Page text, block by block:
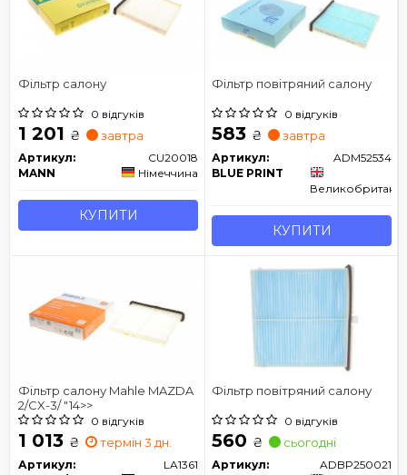
Фільтр салону
0 відгуків
1 201 ₴ завтра
Артикул:
CU20018
MANN
Німеччина
КУПИТИ
Фільтр повітряний салону
0 відгуків
583 ₴ завтра
Артикул:
ADM52534
BLUE PRINT
Великобританія
КУПИТИ
Фільтр салону Mahle MAZDA
2/CX-3/ "14>>
0 відгуків
1 013 ₴ термін 3 дн.
Артикул:
LA1361
Фільтр повітряний салону
0 відгуків
560 ₴ сьогодні
Артикул:
ADBP250021